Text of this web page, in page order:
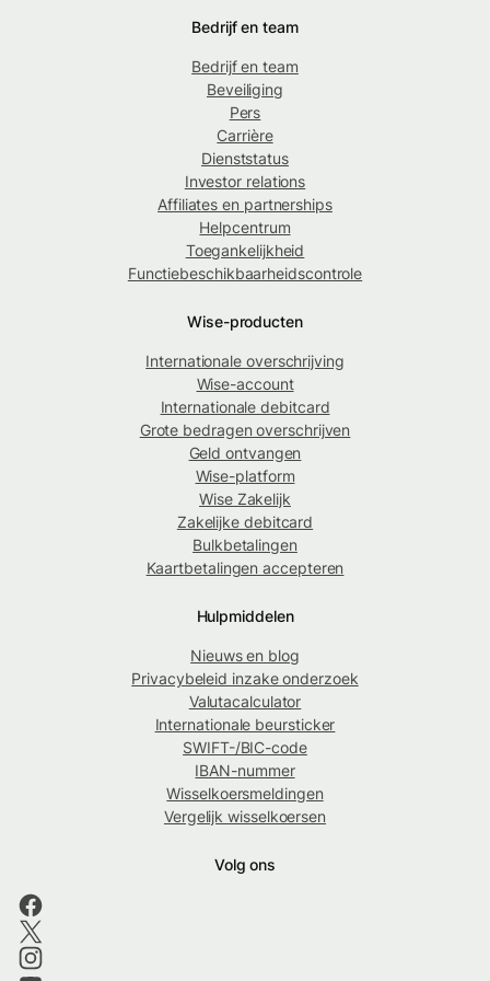
Bedrijf en team
Bedrijf en team
Beveiliging
Pers
Carrière
Dienststatus
Investor relations
Affiliates en partnerships
Helpcentrum
Toegankelijkheid
Functiebeschikbaarheidscontrole
Wise-producten
Internationale overschrijving
Wise-account
Internationale debitcard
Grote bedragen overschrijven
Geld ontvangen
Wise-platform
Wise Zakelijk
Zakelijke debitcard
Bulkbetalingen
Kaartbetalingen accepteren
Hulpmiddelen
Nieuws en blog
Privacybeleid inzake onderzoek
Valutacalculator
Internationale beursticker
SWIFT-/BIC-code
IBAN-nummer
Wisselkoersmeldingen
Vergelijk wisselkoersen
Volg ons